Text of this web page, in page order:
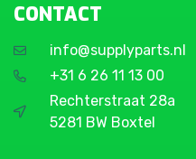
CONTACT
info@supplyparts.nl
+31 6 26 11 13 00
Rechterstraat 28a
5281 BW Boxtel